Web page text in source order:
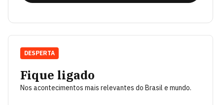
Fique ligado
Nos acontecimentos mais relevantes do Brasil e mundo.
DESPERTA